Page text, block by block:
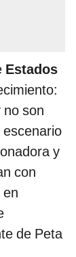
Estados
no son
y
con
de Peta